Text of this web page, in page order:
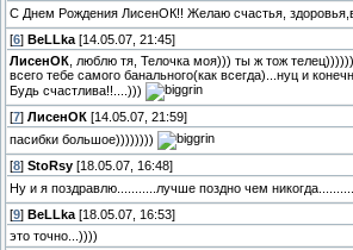
С Днем Рождения ЛисенОК!! Желаю счастья,
[6] BeLLka [14.05.07, 21:45]
ЛисенОК , люблю тя, Телочка моя))) ты ж тож телец))))))
всего тебе самого банального(как всегда)...нуц и
Будь счастлива!!....)))
[7] ЛисенОК [14.05.07, 21:59]
пасибки большое))))))))
[8] StoRsy [18.05.07, 16:48]
Ну и я поздравлю...........лучше поздно чем
[9] BeLLka [18.05.07, 16:53]
это точно...))))